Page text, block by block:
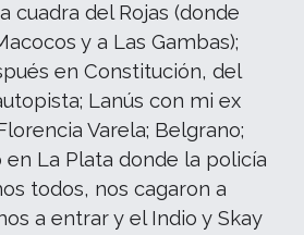
cuadra del Rojas (donde
y a Las Gambas);
en Constitución, del
Lanús con mi ex
Varela; Belgrano;
La Plata donde la policía
todos, nos cagaron a
a entrar y el Indio y Skay